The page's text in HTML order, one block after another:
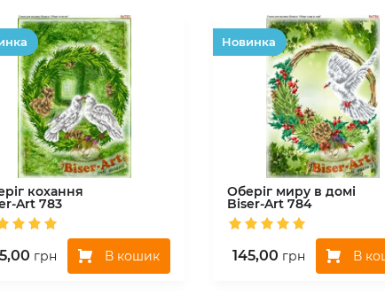
кохання
Art 783
грн В кошик
Hовинка
Оберіг миру в домі
Biser-Art 784
145,00 грн В